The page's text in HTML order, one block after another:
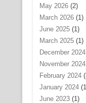
May 2026(2)
March 2026(1)
June 2025(1)
March 2025(1)
December 2024
November 2024
February 2024
January 2024
June 2023(1)